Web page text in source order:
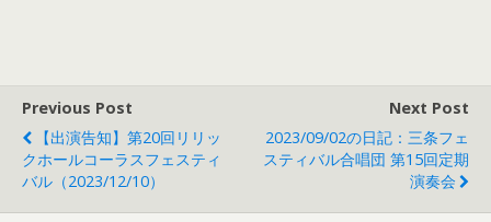
Previous Post
【出演告知】第20回リリッ
クホールコーラスフェスティ
バル（2023/12/10）
Next Post
2023/09/02の日記：三条フェ
スティバル合唱団 第15回定期
演奏会